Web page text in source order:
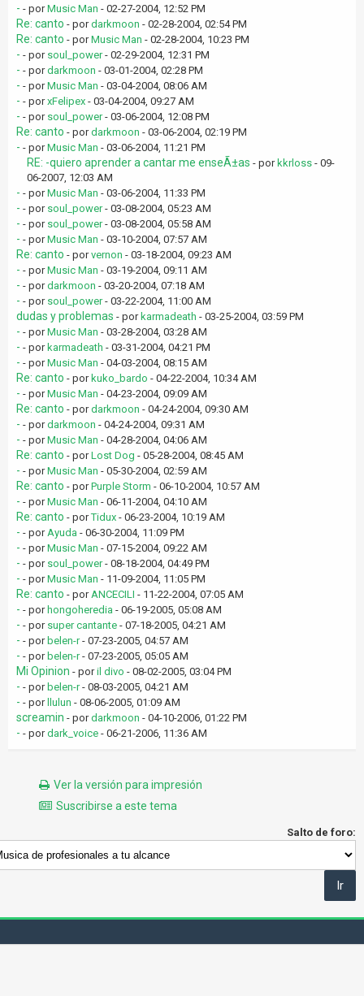
- - porMusic Man - 02-27-2004, 12:52 PM
Re: canto - pordarkmoon - 02-28-2004, 02:54 PM
Re: canto - porMusic Man - 02-28-2004, 10:23 PM
- - por soul_power- 02-29-2004, 12:31 PM
- - pordarkmoon - 03-01-2004, 02:28 PM
- - porMusic Man - 03-04-2004, 08:06 AM
- - porxFelipex - 03-04-2004, 09:27 AM
- - por soul_power- 03-06-2004, 12:08 PM
Re: canto - pordarkmoon - 03-06-2004, 02:19 PM
- - porMusic Man - 03-06-2004, 11:21 PM
RE: -quiero aprender a cantar me enseÃ±as - por kkrloss - 09-
06-2007, 12:03 AM
- - porMusic Man - 03-06-2004, 11:33 PM
- - por soul_power- 03-08-2004, 05:23 AM
- - por soul_power- 03-08-2004, 05:58 AM
- - porMusic Man - 03-10-2004, 07:57 AM
Re: canto - porvernon - 03-18-2004, 09:23 AM
- - porMusic Man - 03-19-2004, 09:11 AM
- - pordarkmoon - 03-20-2004, 07:18 AM
- - por soul_power- 03-22-2004, 11:00 AM
dudas y problemas - por karmadeath - 03-25-2004, 03:59 PM
- - porMusic Man - 03-28-2004, 03:28 AM
- - por karmadeath - 03-31-2004, 04:21 PM
- - porMusic Man - 04-03-2004, 08:15 AM
Re: canto - por kuko_bardo - 04-22-2004, 10:34 AM
- - porMusic Man - 04-23-2004, 09:09 AM
Re: canto - pordarkmoon - 04-24-2004, 09:30 AM
- - pordarkmoon - 04-24-2004, 09:31 AM
- - porMusic Man - 04-28-2004, 04:06 AM
Re: canto - porLost Dog - 05-28-2004, 08:45 AM
- - porMusic Man - 05-30-2004, 02:59 AM
Re: canto - porPurple Storm - 06-10-2004, 10:57 AM
- - porMusic Man - 06-11-2004, 04:10 AM
Re: canto - porTidux - 06-23-2004, 10:19 AM
- - porAyuda - 06-30-2004, 11:09 PM
- - porMusic Man - 07-15-2004, 09:22 AM
- - por soul_power- 08-18-2004, 04:49 PM
- - porMusic Man - 11-09-2004, 11:05 PM
Re: canto - porANCECILI - 11-22-2004, 07:05 AM
- - por hongoheredia - 06-19-2005, 05:08 AM
- - por super cantante - 07-18-2005, 04:21 AM
- - por belen-r- 07-23-2005, 04:57 AM
- - por belen-r- 07-23-2005, 05:05 AM
Mi Opinion - poril divo - 08-02-2005, 03:04 PM
- - por belen-r- 08-03-2005, 04:21 AM
- - por llulun - 08-06-2005, 01:09 AM
screamin - pordarkmoon - 04-10-2006, 01:22 PM
- - pordark_voice - 06-21-2006, 11:36 AM
Ver la versión para impresión
Suscribirse a este tema
Salto de foro: